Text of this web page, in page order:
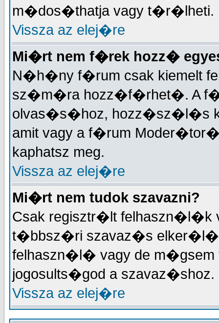
m�dos�thatja vagy t�r�lheti.
Vissza az elej�re
Mi�rt nem f�rek hozz�
N�h�ny f�rum csak kiemelt
sz�m�ra hozz�f�rhet�. A
olvas�s�hoz, hozz�sz�l�s
amit vagy a f�rum
kaphatsz meg.
Vissza az elej�re
Mi�rt nem tudok szavazni?
Csak regisztr�lt felhaszn�l�k
t�bbsz�ri szavaz�s
felhaszn�l� vagy de m�gsem
jogosults�god a szavaz�shoz.
Vissza az elej�re